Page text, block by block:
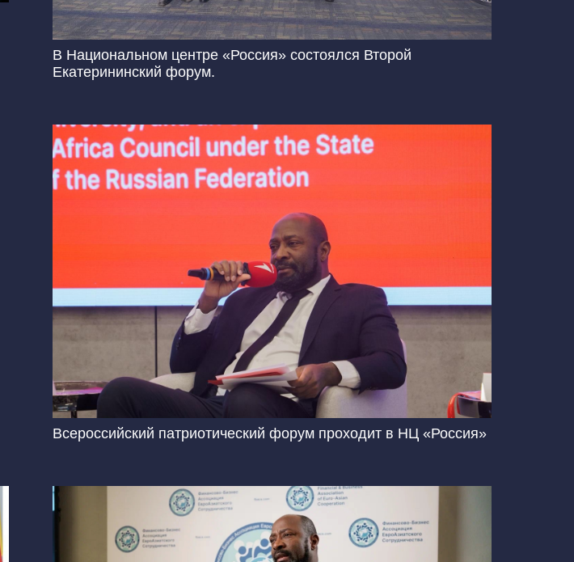
В Национальном центре «Россия» состоялся Второй
Екатерининский форум.
Всероссийский патриотический форум проходит в НЦ «Россия»